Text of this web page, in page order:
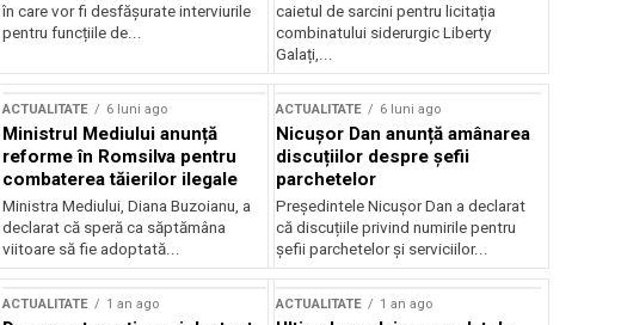
în care vor fi desfășurate interviurile
pentru funcțiile de...
caietul de sarcini pentru licitația
combinatului siderurgic Liberty
Galați,...
ACTUALITATE 6 luni ago
Ministrul Mediului anunță
reforme în Romsilva pentru
combaterea tăierilor ilegale
Ministra Mediului, Diana Buzoianu, a
declarat că speră ca săptămâna
viitoare să fie adoptată...
ACTUALITATE 6 luni ago
Nicușor Dan anunță amânarea
discuțiilor despre șefii
parchetelor
Președintele Nicușor Dan a declarat
că discuțiile privind numirile pentru
șefii parchetelor și serviciilor...
ACTUALITATE 1 an ago ACTUALITATE 1 an ago